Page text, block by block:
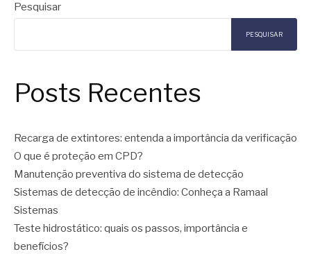
Pesquisar
PESQUISAR
Posts Recentes
Recarga de extintores: entenda a importância da verificação
O que é proteção em CPD?
Manutenção preventiva do sistema de detecção
Sistemas de detecção de incêndio: Conheça a Ramaal
Sistemas
Teste hidrostático: quais os passos, importância e
benefícios?